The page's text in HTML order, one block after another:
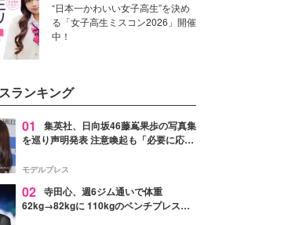
“日本一かわいい女子高生”を決め
る「女子高生ミスコン2026」開催
中！
ランキング
01
集英社、日向坂46藤嶌果歩の写真集
を巡り声明発表 注意喚起も「必要に応じ
モデルプレス
02 寺田心、週6ジム通いで体重
62kg→82kgに 110kgのベンチプレス持